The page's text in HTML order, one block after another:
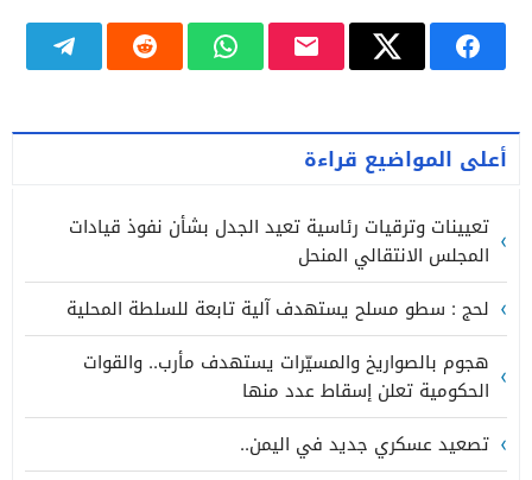
أعلى المواضيع قراءة
تعيينات وترقيات رئاسية تعيد الجدل بشأن نفوذ قيادات
المجلس الانتقالي المنحل
لحج : سطو مسلح يستهدف آلية تابعة للسلطة المحلية
هجوم بالصواريخ والمسيّرات يستهدف مأرب.. والقوات
الحكومية تعلن إسقاط عدد منها
تصعيد عسكري جديد في اليمن..